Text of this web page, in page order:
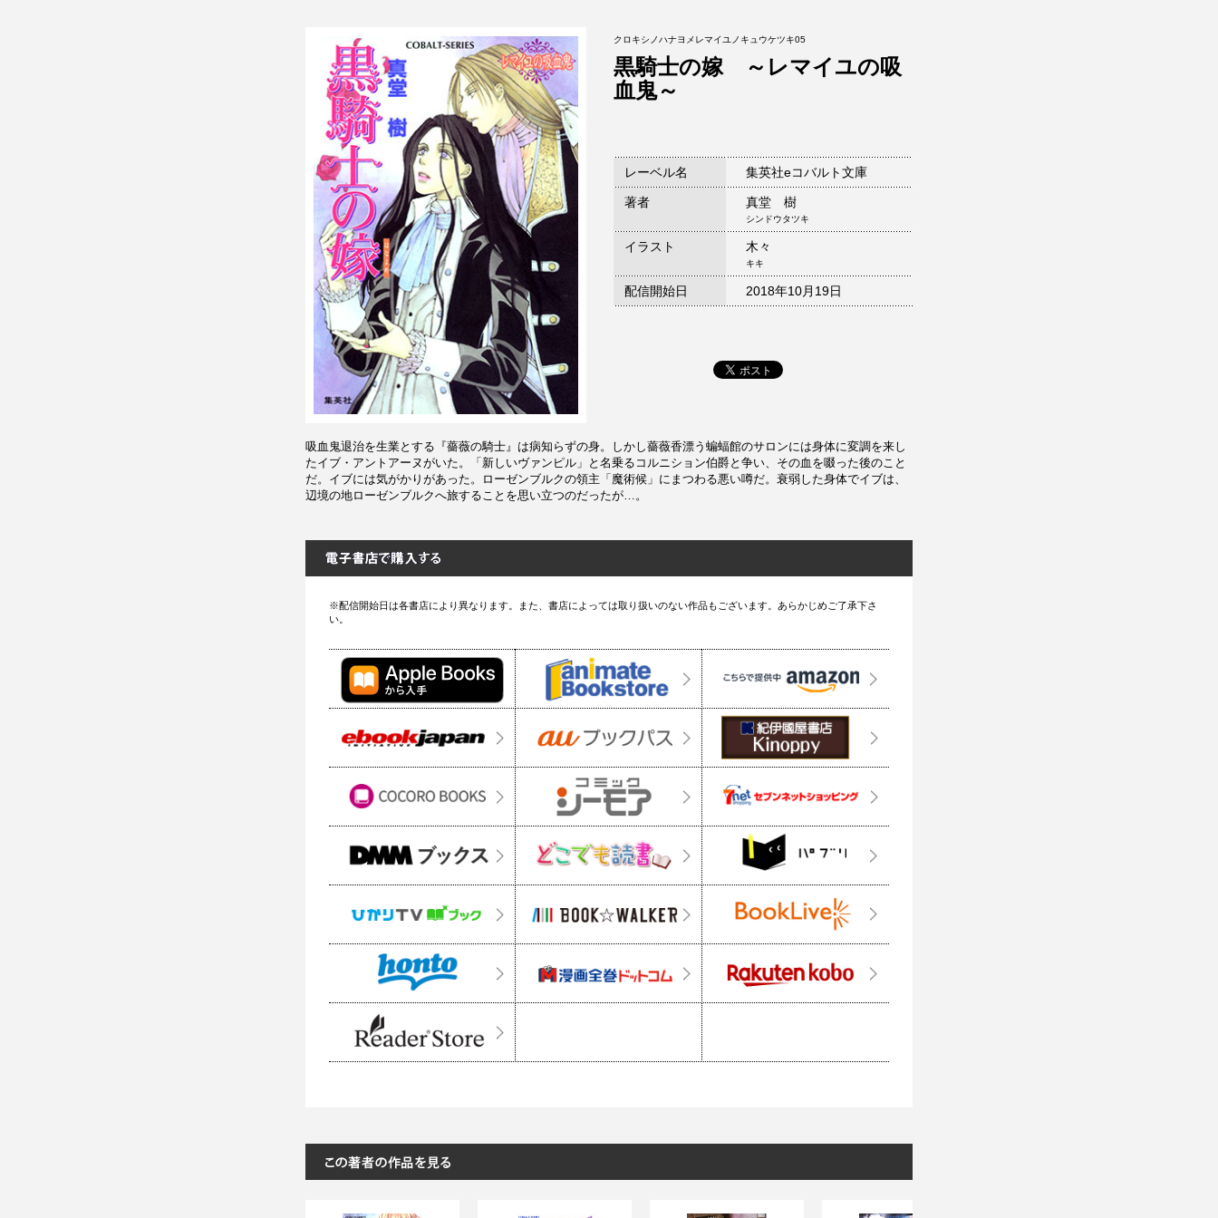
クロキシノハナヨメレマイユノキュウケツキ05
黒騎士の嫁 ～レマイユの吸
血鬼～
レーベル名 集英社eコバルト文庫
著者 真堂 樹
シンドウタツキ
イラスト 木々
キキ
配信開始日 2018年10月19日
吸血鬼退治を生業とする『薔薇の騎士』は病知らずの身。しかし薔薇香漂う蝙蝠館のサロンには身体に変調を来し
たイブ・アントアーヌがいた。「新しいヴァンピル」と名乗るコルニション伯爵と争い、その血を啜った後のこと
だ。イブには気がかりがあった。ローゼンブルクの領主「魔術候」にまつわる悪い噂だ。衰弱した身体でイブは、
辺境の地ローゼンブルクへ旅することを思い立つのだったが…。
※配信開始日は各書店により異なります。また、書店によっては取り扱いのない作品もございます。あらかじめご了承下さ
い。